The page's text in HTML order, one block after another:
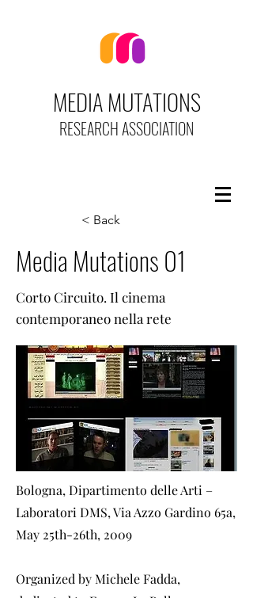
MEDIA MUTATIONS
RESEARCH ASSOCIATION
< Back
Media Mutations 01
Corto Circuito. Il cinema
contemporaneo nella rete
Bologna, Dipartimento delle Arti –
Laboratori DMS, Via Azzo Gardino 65a,
May 25th-26th, 2009
Organized by Michele Fadda,